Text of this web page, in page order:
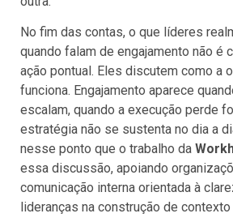
No fim das contas, o que líderes
quando falam de engajamento não é
ação pontual. Eles discutem como a
funciona. Engajamento aparece
escalam, quando a execução perde
estratégia não se sustenta no dia a
nesse ponto que o trabalho da
essa discussão, apoiando
comunicação interna orientada à
lideranças na construção de